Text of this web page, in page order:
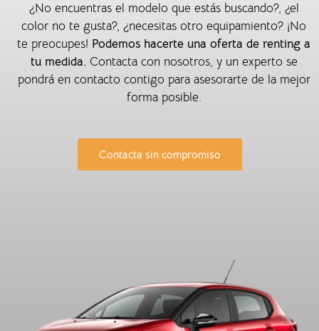
¿No encuentras el modelo que estás buscando?, ¿el
color no te gusta?, ¿necesitas otro equipamiento? ¡No
te preocupes! Podemos hacerte una oferta de renting a
tu medida. Contacta con nosotros, y un experto se
pondrá en contacto contigo para asesorarte de la mejor
forma posible.
Contacta sin compromiso